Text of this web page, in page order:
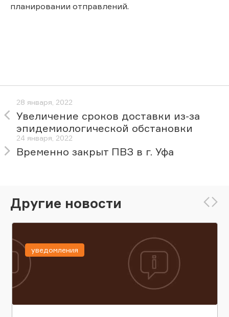
планировании отправлений.
28 января, 2022
Увеличение сроков доставки из-за
эпидемиологической обстановки
24 января, 2022
Временно закрыт ПВЗ в г. Уфа
Другие новости
уведомления